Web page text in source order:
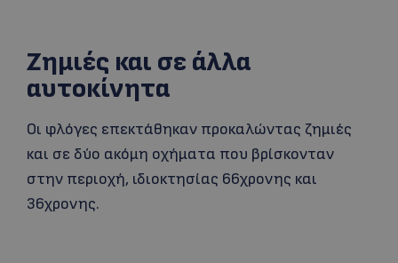
Ζημιές και σε άλλα
αυτοκίνητα
Οι φλόγες επεκτάθηκαν προκαλώντας ζημιές
και σε δύο ακόμη οχήματα που βρίσκονταν
στην περιοχή, ιδιοκτησίας 66χρονης και
36χρονης.